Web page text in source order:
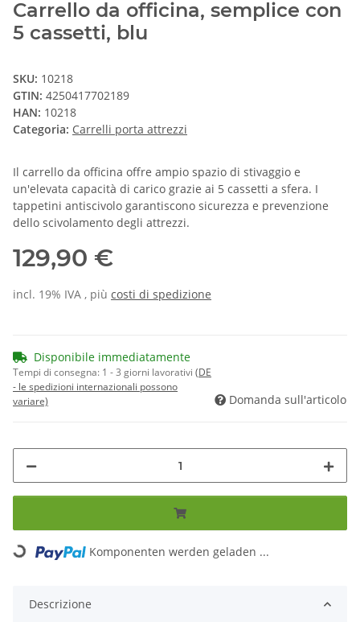
Carrello da officina, semplice con
5 cassetti, blu
SKU: 10218
GTIN: 4250417702189
HAN: 10218
Categoria: Carrelli porta attrezzi
Il carrello da officina offre ampio spazio di stivaggio e
un'elevata capacità di carico grazie ai 5 cassetti a sfera. I
tappetini antiscivolo garantiscono sicurezza e prevenzione
dello scivolamento degli attrezzi.
129,90 €
incl. 19% IVA , più costi di spedizione
Disponibile immediatamente
Tempi di consegna: 1 - 3 giorni lavorativi (DE
- le spedizioni internazionali possono
variare)
Domanda sull'articolo
Loading... Komponenten werden geladen ...
Descrizione